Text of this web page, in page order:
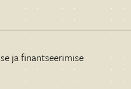
ja finantseerimise